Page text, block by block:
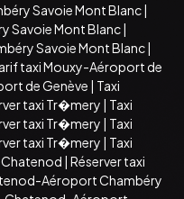
Savoie Mont Blanc|
Savoie Mont Blanc|
Savoie Mont Blanc|
taxi Mouxy-Aéroport de
de Genève | Taxi
taxi Tr�mery | Taxi
taxi Tr�mery | Taxi
taxi Tr�mery | Taxi
| Réserver taxi
Aéroport Chambéry